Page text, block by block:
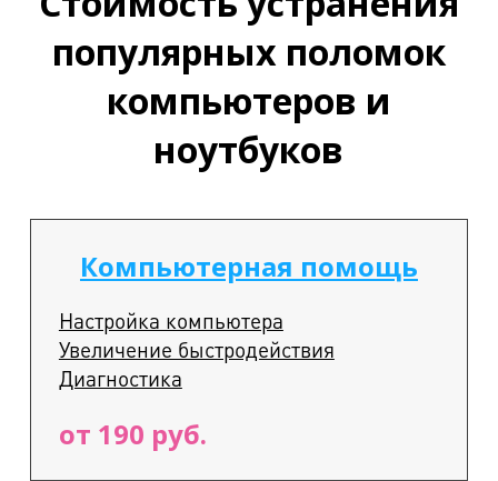
популярных поломок
компьютеров и
ноутбуков
Компьютерная помощь
Настройка компьютера
Увеличение быстродействия
Диагностика
от 190 руб.